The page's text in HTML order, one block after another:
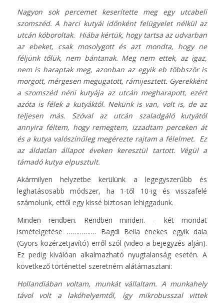
Nagyon sok percemet keserítette meg egy utcabeli
szomszéd. A harci kutyái időnként felügyelet nélkül az
utcán kóboroltak. Hiába kértük, hogy tartsa az udvarban
az ebeket, csak mosolygott és azt mondta, hogy ne
féljünk tőlük, nem bántanak. Meg nem ettek, az igaz,
nem is haraptak meg, azonban az egyik eb többször is
morgott, mérgesen megugatott, rámijesztett. Gyerekként
a szomszéd néni kutyája az utcán megharapott, ezért
azóta is félek a kutyáktól. Nekünk is van, volt is, de az
teljesen más. Szóval az utcán szaladgáló kutyától
annyira féltem, hogy remegtem, izzadtam perceken át
és a kutya valószínűleg megérezte rajtam a félelmet. Ez
az áldatlan állapot éveken keresztül tartott. Végül a
támadó kutya elpusztult.
Akármilyen helyzetbe kerülünk a legegyszerűbb és
leghatásosabb módszer, ha 1-től 10-ig és visszafelé
számolunk, ettől egy kissé biztosan lehiggadunk.
Minden rendben. Rendben minden. – két mondat
ismételgetése ……………. Bagdi Bella énekes egyik dala
(Gyors közérzetjavító) erről szól (video a bejegyzés alján).
Ez pedig kiválóan alkalmazható nyugtalanság esetén. A
következő történettel szeretném alátámasztani:
Hollandiában voltam, munkát vállaltam. A munkahely
távol volt a lakóhelyemtől, így mikrobusszal vittek